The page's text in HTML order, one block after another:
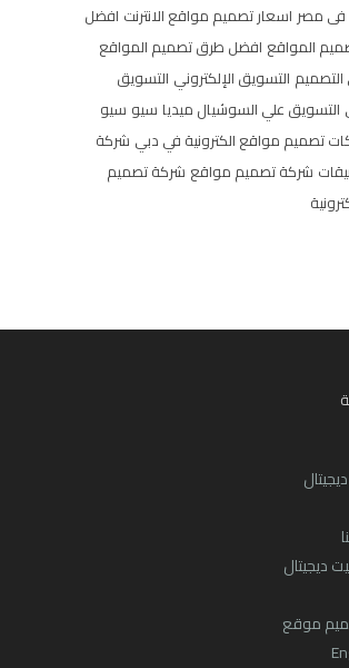
فى مصر اسعار تصميم مواقع الانترنت افضل
المواقع افضل طرق تصميم المواقع
التصميم التسويق الإلكتروني التسويق
التسويق علي السوشيال ميديا سيو سيو
تصميم مواقع الكترونية في دبي شركة
شركة تصميم مواقع شركة تصميم
ديجيتال
موقع